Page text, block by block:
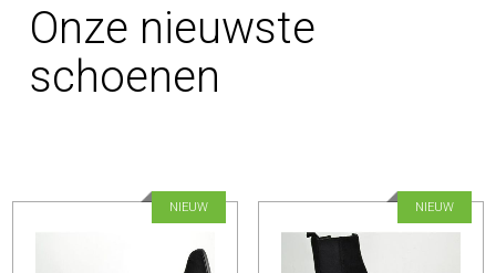
Onze nieuwste
schoenen
NIEUW NIEUW